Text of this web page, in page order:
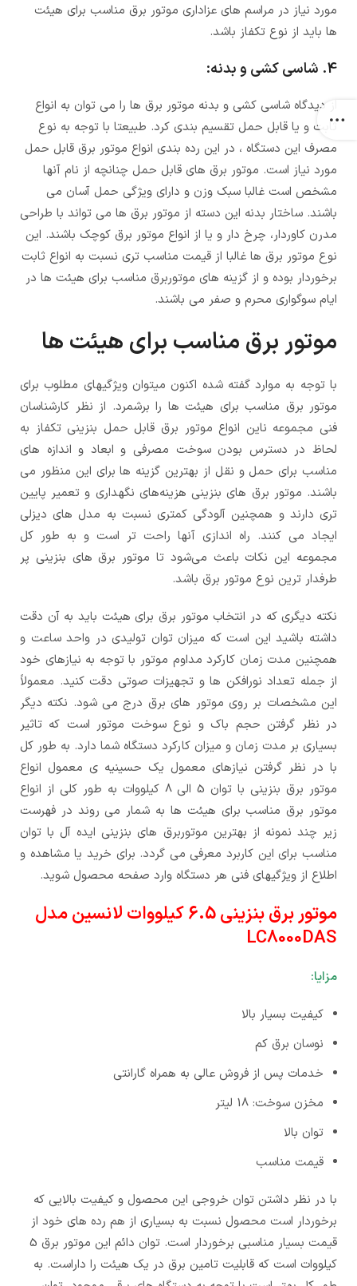
مورد نیاز در مراسم های عزاداری موتور برق مناسب برای هیئت
ها باید از نوع تکفاز باشد.
4. شاسی کشی و بدنه:
از دیدگاه شاسی کشی و بدنه موتور برق ها را می توان به انواع
ثابت و یا قابل حمل تقسیم بندی کرد. طبیعتا با توجه به نوع
مصرف این دستگاه ، در این رده بندی انواع موتور برق قابل حمل
مورد نیاز است. موتور برق های قابل حمل چنانچه از نام آنها
مشخص است غالبا سبک وزن و دارای ویژگی حمل آسان می
باشند. ساختار بدنه این دسته از موتور برق ها می تواند با طراحی
مدرن کاوردار، چرخ دار و یا از انواع موتور برق کوچک باشند. این
نوع موتور برق ها غالبا از قیمت مناسب تری نسبت به انواع ثابت
برخوردار بوده و از گزینه های موتوربرق مناسب برای هیئت ها در
ایام سوگواری محرم و صفر می باشند.
موتور برق مناسب برای هیئت ها
با توجه به موارد گفته شده اکنون میتوان ویژگیهای مطلوب برای
موتور برق مناسب برای هیئت ها را برشمرد. از نظر کارشناسان
فنی مجموعه ناین انواع موتور برق قابل حمل بنزینی تکفاز به
لحاظ در دسترس بودن سوخت مصرفی و ابعاد و اندازه های
مناسب برای حمل و نقل از بهترین گزینه ها برای این منظور می
باشند. موتور برق های بنزینی هزینه‌های نگهداری و تعمیر پایین
تری دارند و همچنین آلودگی کمتری نسبت به مدل های دیزلی
ایجاد می کنند. راه اندازی آنها راحت تر است و به طور کل
مجموعه این نکات باعث می‌شود تا موتور برق های بنزینی پر
طرفدار ترین نوع موتور برق باشد.
نکته دیگری که در انتخاب موتور برق برای هیئت باید به آن دقت
داشته باشید این است که میزان توان تولیدی در واحد ساعت و
همچنین مدت زمان کارکرد مداوم موتور با توجه به نیازهای خود
از جمله تعداد نورافکن ها و تجهیزات صوتی دقت کنید. معمولاً
این مشخصات بر روی موتور های برق درج می شود. نکته دیگر
در نظر گرفتن حجم باک و نوع سوخت موتور است که تاثیر
بسیاری بر مدت زمان و میزان کارکرد دستگاه شما دارد. به طور کل
با در نظر گرفتن نیازهای معمول یک حسینیه ی معمول انواع
موتور برق بنزینی با توان 5 الی 8 کیلووات به طور کلی از انواع
موتور برق مناسب برای هیئت ها به شمار می روند در فهرست
زیر چند نمونه از بهترین موتوربرق های بنزینی ایده آل با توان
مناسب برای این کاربرد معرفی می گردد. برای خرید یا مشاهده و
اطلاع از ویژگیهای فنی هر دستگاه وارد صفحه محصول شوید.
موتور برق بنزینی 6.5 کیلووات لانسین مدل
LC8000DAS
مزایا:
کیفیت بسیار بالا
نوسان برق کم
خدمات پس از فروش عالی به همراه گارانتی
مخزن سوخت: 18 لیتر
توان بالا
قیمت مناسب
با در نظر داشتن توان خروجی این محصول و کیفیت بالایی که
برخوردار است محصول نسبت به بسیاری از هم رده های خود از
قیمت بسیار مناسبی برخوردار است. توان دائم این موتور برق 5
کیلووات است که قابلیت تامین برق در یک هیئت را داراست. به